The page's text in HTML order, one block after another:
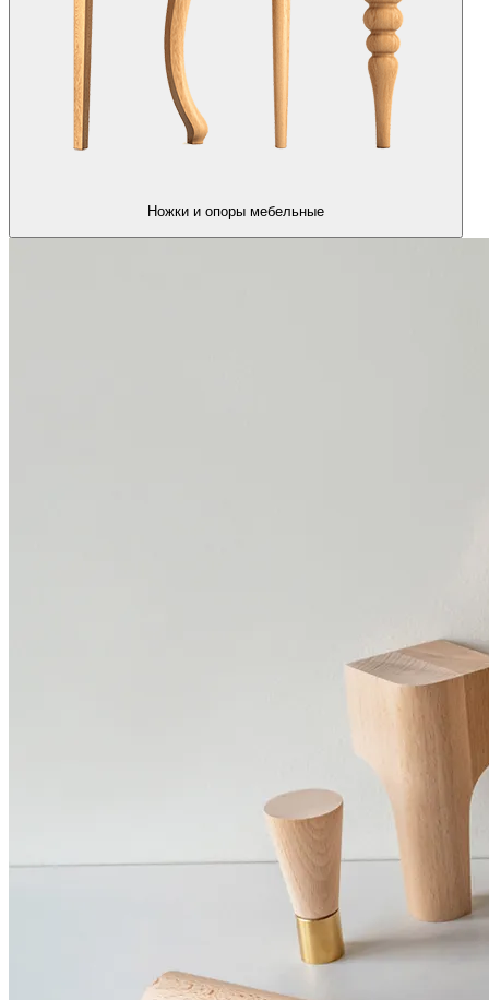
Ножки и опоры мебельные